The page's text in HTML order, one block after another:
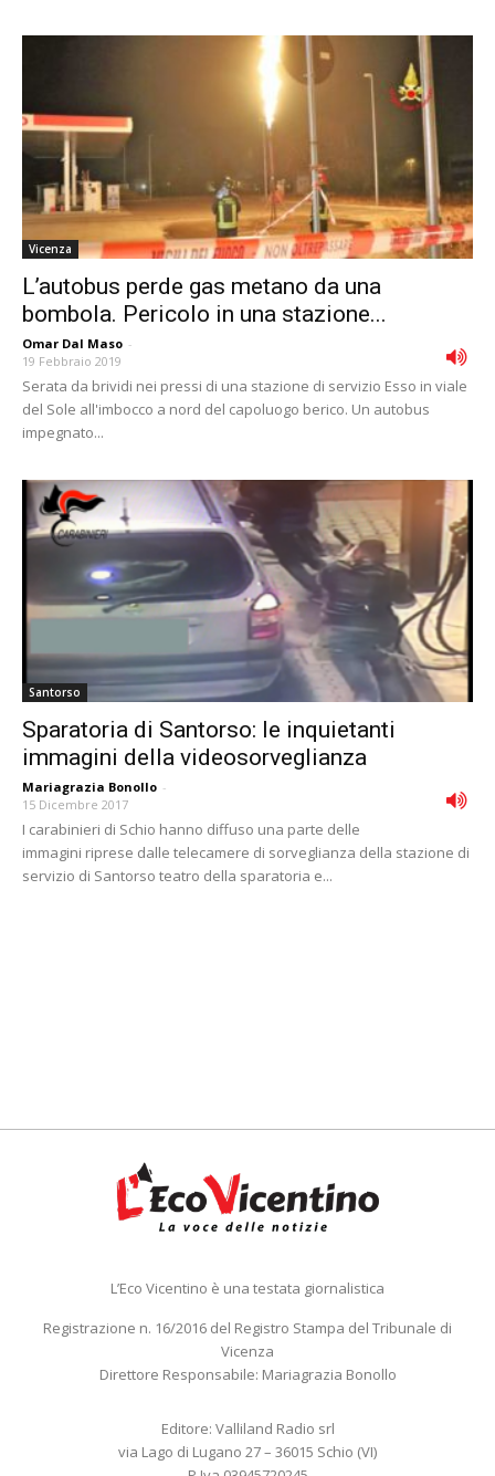
Vicenza
L’autobus perde gas metano da una
bombola. Pericolo in una stazione...
Omar Dal Maso -
19 Febbraio 2019
Serata da brividi nei pressi di una stazione di servizio Esso in viale
del Sole all'imbocco a nord del capoluogo berico. Un autobus
impegnato...
Santorso
Sparatoria di Santorso: le inquietanti
immagini della videosorveglianza
Mariagrazia Bonollo -
15 Dicembre 2017
I carabinieri di Schio hanno diffuso una parte delle
immagini riprese dalle telecamere di sorveglianza della stazione di
servizio di Santorso teatro della sparatoria e...
L’Eco Vicentino è una testata giornalistica
Registrazione n. 16/2016 del Registro Stampa del Tribunale di
Vicenza
Direttore Responsabile: Mariagrazia Bonollo
Editore: Valliland Radio srl
via Lago di Lugano 27 – 36015 Schio (VI)